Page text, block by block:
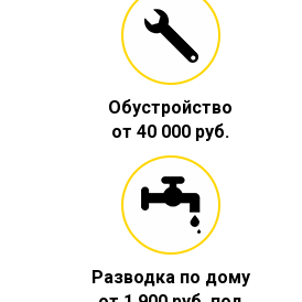
Обустройство
от 40 000 руб.
Разводка по дому